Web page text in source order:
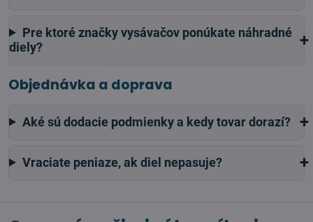
Pre ktoré značky vysávačov ponúkate náhradné
diely?
Objednávka a doprava
Aké sú dodacie podmienky a kedy tovar dorazí?
Vraciate peniaze, ak diel nepasuje?